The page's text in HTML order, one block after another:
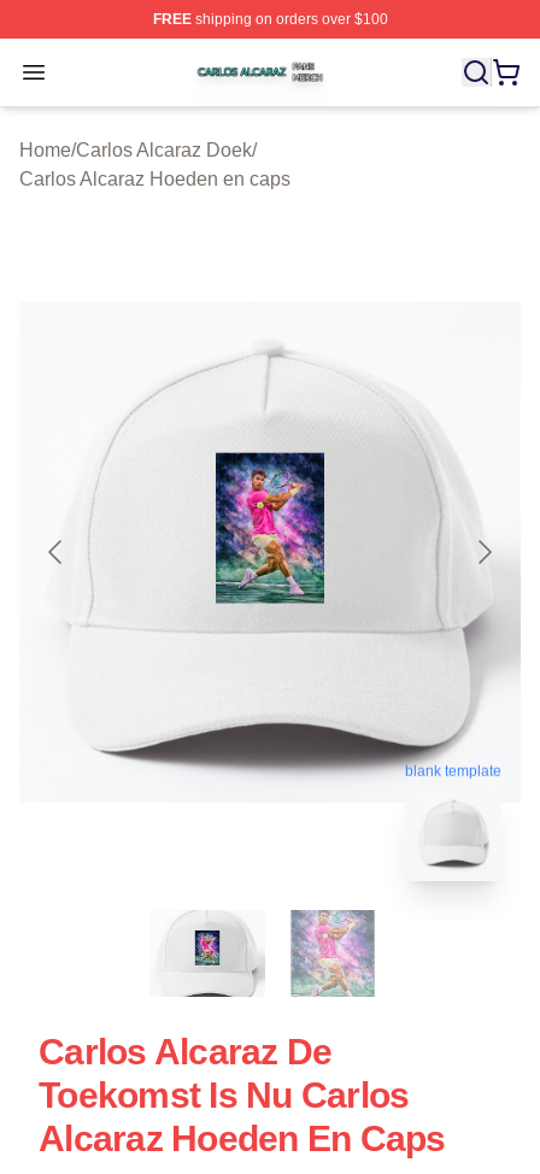
FREEshipping on orders over $100
Open menu
Carlos Alcaraz Shop ⚡️ Officially Licensed Carlos
Home/Carlos Alcaraz Doek/
Carlos Alcaraz Hoeden en caps
blank template
Carlos Alcaraz De
Toekomst Is Nu Carlos
Alcaraz Hoeden En Caps